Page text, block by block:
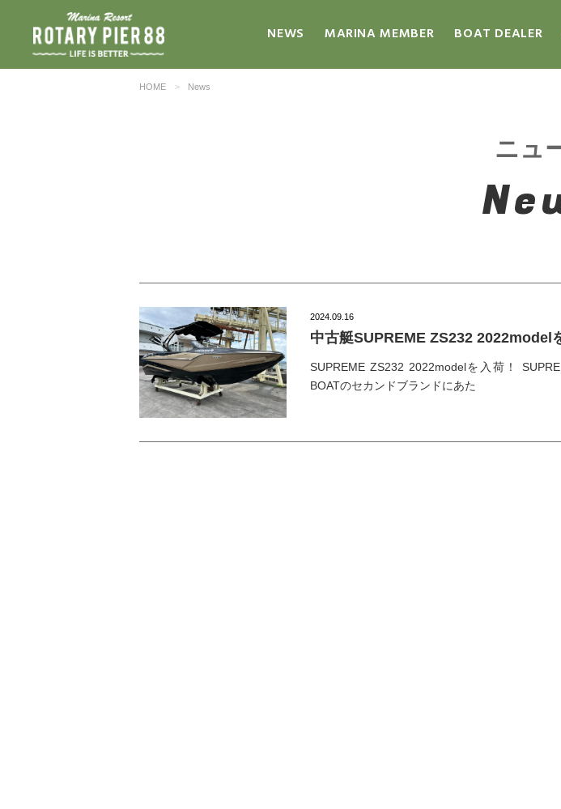
NEWS MARINA MEMBER BOAT DEALER
HOME News
ニュ
2024.09.16
中古艇SUPREME ZS232 2022model
SUPREME ZS232 2022modelを入荷！
BOATのセカンドブランドにあた